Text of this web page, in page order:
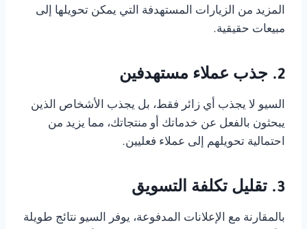
المزيد من الزيارات المستهدفة التي يمكن تحويلها إلى
مبيعات حقيقية.
2. جذب عملاء مستهدفين
السيو لا يجذب أي زائر فقط، بل يجذب الأشخاص الذين
يبحثون بالفعل عن خدماتك أو منتجاتك، مما يزيد من
احتمالية تحويلهم إلى عملاء فعليين.
3. تقليل تكلفة التسويق
بالمقارنة مع الإعلانات المدفوعة، يوفر السيو نتائج طويلة